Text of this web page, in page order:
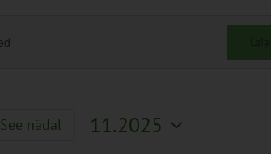
See nädal
11.2025